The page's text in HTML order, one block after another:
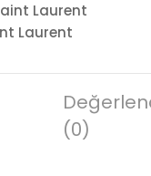
Laurent
Laurent
(0)